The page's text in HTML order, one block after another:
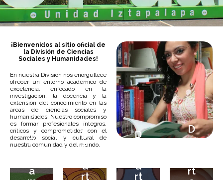
Sitio web
¡Bienvenidos al sitio oficial de
la División de Ciencias
Sociales y Humanidades!
En nuestra División nos enorgullece
ofrecer un entorno académico de
excelencia, enfocado en la
investigación, la docencia y la
extensión del conocimiento en las
áreas de ciencias sociales y
humanidades. Nuestro compromiso
es formar profesionales íntegros,
críticos y comprometidos con el
desarrollo social y cultural de
nuestra comunidad y del mundo.
D
e
p
a
a
D
e
a
rt
D
a
rt
D
e
rt